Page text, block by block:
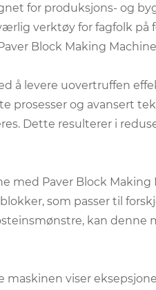
for produksjons- og
verktøy for fagfolk på
Block Making
å levere uovertruffen
prosesser og avansert
Dette resulterer i
med Paver Block
som passer til
kan denne
viser